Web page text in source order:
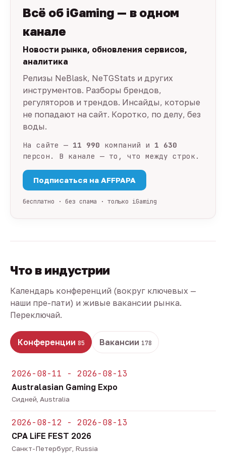
Всё об iGaming — в одном
канале
Новости рынка, обновления сервисов,
аналитика
Релизы NeBlask, NeTGStats и других
инструментов. Разборы брендов,
регуляторов и трендов. Инсайды, которые
не попадают на сайт. Коротко, по делу, без
воды.
На сайте — 11 990 компаний и 1 630
персон. В канале — то, что между строк.
Подписаться на AFFPAPA
бесплатно · без спама · только iGaming
Что в индустрии
Календарь конференций (вокруг ключевых —
наши пре-пати) и живые вакансии рынка.
Переключай.
Конференции 85 Вакансии 178
2026-08-11 - 2026-08-13
Australasian Gaming Expo
Сидней, Australia
2026-08-12 - 2026-08-13
CPA LiFE FEST 2026
Санкт-Петербург, Russia